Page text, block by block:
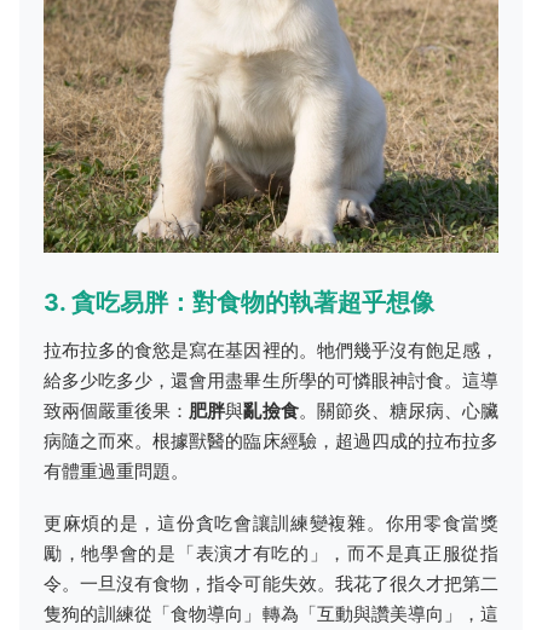
3. 貪吃易胖：對食物的執著超乎想像
拉布拉多的食慾是寫在基因裡的。牠們幾乎沒有飽足感，
給多少吃多少，還會用盡畢生所學的可憐眼神討食。這導
致兩個嚴重後果： 肥胖與亂撿食。關節炎、糖尿病、心臟
病隨之而來。根據獸醫的臨床經驗，超過四成的拉布拉多
有體重過重問題。
更麻煩的是，這份貪吃會讓訓練變複雜。你用零食當獎
勵，牠學會的是「表演才有吃的」，而不是真正服從指
令。一旦沒有食物，指令可能失效。我花了很久才把第二
隻狗的訓練從「食物導向」轉為「互動與讚美導向」，這